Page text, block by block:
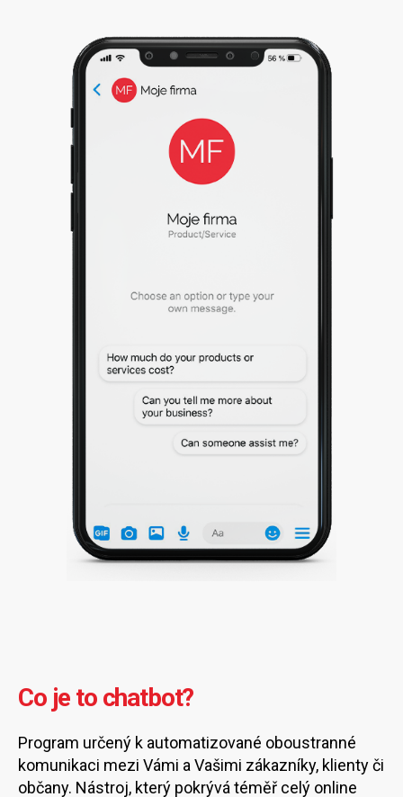
Co je to chatbot?
Program určený k automatizované oboustranné
komunikaci mezi Vámi a Vašimi zákazníky, klienty či
občany. Nástroj, který pokrývá téměř celý online